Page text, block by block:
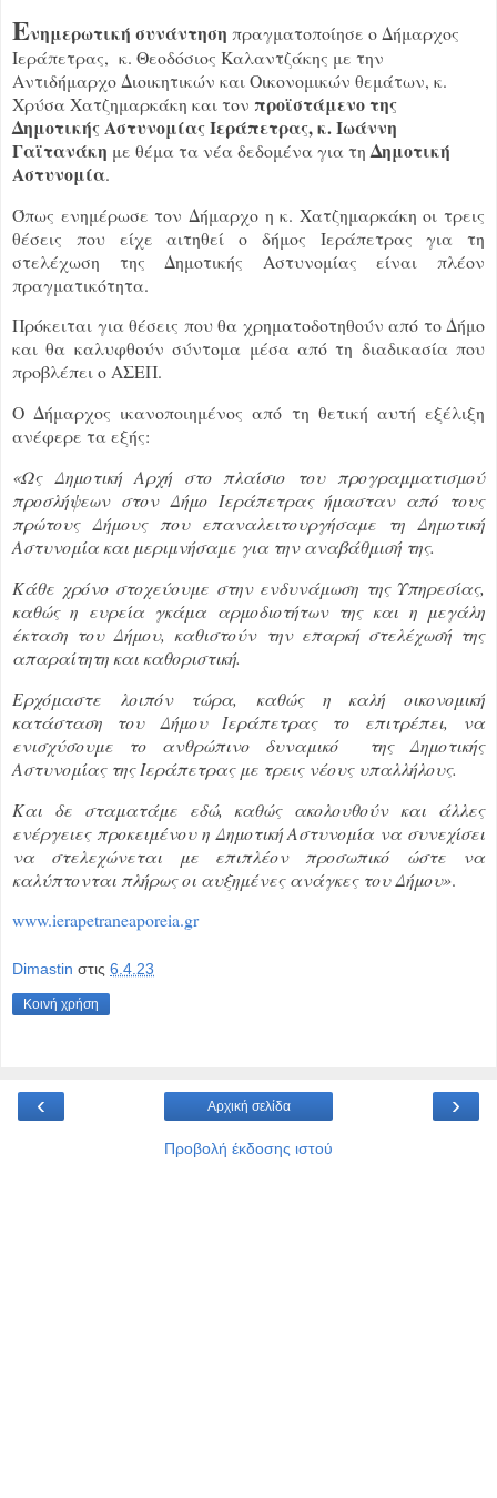
Ενημερωτική συνάντηση πραγματοποίησε o Δήμαρχος
Ιεράπετρας, κ. Θεοδόσιος Καλαντζάκης με την
Αντιδήμαρχο Διοικητικών και Οικονομικών θεμάτων, κ.
Χρύσα Χατζημαρκάκη και τον προϊστάμενο της
Δημοτικής Αστυνομίας Ιεράπετρας, κ. Ιωάννη
Γαϊτανάκη με θέμα τα νέα δεδομένα για τη Δημοτική
Αστυνομία.
Όπως ενημέρωσε τον Δήμαρχο η κ. Χατζημαρκάκη οι τρεις
θέσεις που είχε αιτηθεί ο δήμος Ιεράπετρας για τη
στελέχωση της Δημοτικής Αστυνομίας είναι πλέον
πραγματικότητα.
Πρόκειται για θέσεις που θα χρηματοδοτηθούν από το Δήμο
και θα καλυφθούν σύντομα μέσα από τη διαδικασία που
προβλέπει ο ΑΣΕΠ.
Ο Δήμαρχος ικανοποιημένος από τη θετική αυτή εξέλιξη
ανέφερε τα εξής:
«Ως Δημοτική Αρχή στο πλαίσιο του προγραμματισμού
προσλήψεων στον Δήμο Ιεράπετρας ήμασταν από τους
πρώτους Δήμους που επαναλειτουργήσαμε τη Δημοτική
Αστυνομία και μεριμνήσαμε για την αναβάθμισή της.
Κάθε χρόνο στοχεύουμε στην ενδυνάμωση της ​Υπηρεσίας,
καθώς η ευρεία γκάμα αρμοδιοτήτων της και η μεγάλη
έκταση του Δήμου, καθιστούν την επαρκή στελέχωσή της
απαραίτητη και καθοριστική.
Ερχόμαστε λοιπόν τώρα, καθώς η καλή οικονομική
κατάσταση του Δήμου Ιεράπετρας το επιτρέπει, να
ενισχύσουμε το ανθρώπινο δυναμικό της Δημοτικής
Αστυνομίας της Ιεράπετρας με τρεις νέους υπαλλήλους.
Και δε σταματάμε εδώ, καθώς ακολουθούν και άλλες
ενέργειες προκειμένου η Δημοτική Αστυνομία να συνεχίσει
να στελεχώνεται με επιπλέον προσωπικό ώστε να
καλύπτονται πλήρως οι αυξημένες ανάγκες του Δήμου».
www.ierapetraneaporeia.gr
Dimastin στις 6.4.23
Κοινή χρήση
‹ ›
Αρχική σελίδα
Προβολή έκδοσης ιστού